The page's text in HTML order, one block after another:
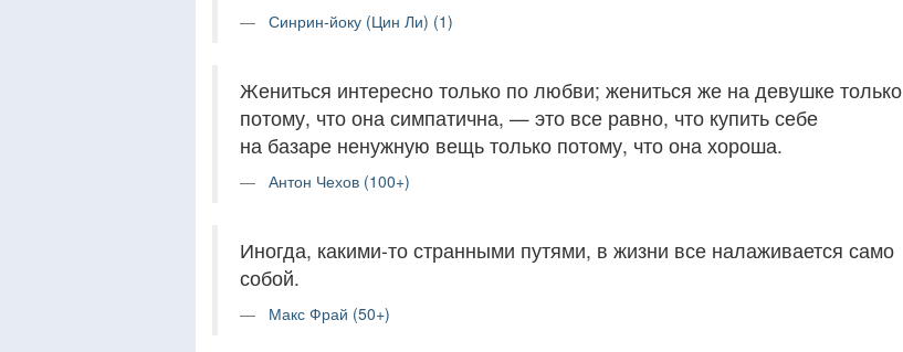
Синрин-йоку (Цин Ли) (1)
Жениться интересно только по любви; жениться же на девушке только
потому, что она симпатична, — это все равно, что купить себе
на базаре ненужную вещь только потому, что она хороша.
Антон Чехов (100+)
Иногда, какими-то странными путями, в жизни все налаживается само
собой.
Макс Фрай (50+)